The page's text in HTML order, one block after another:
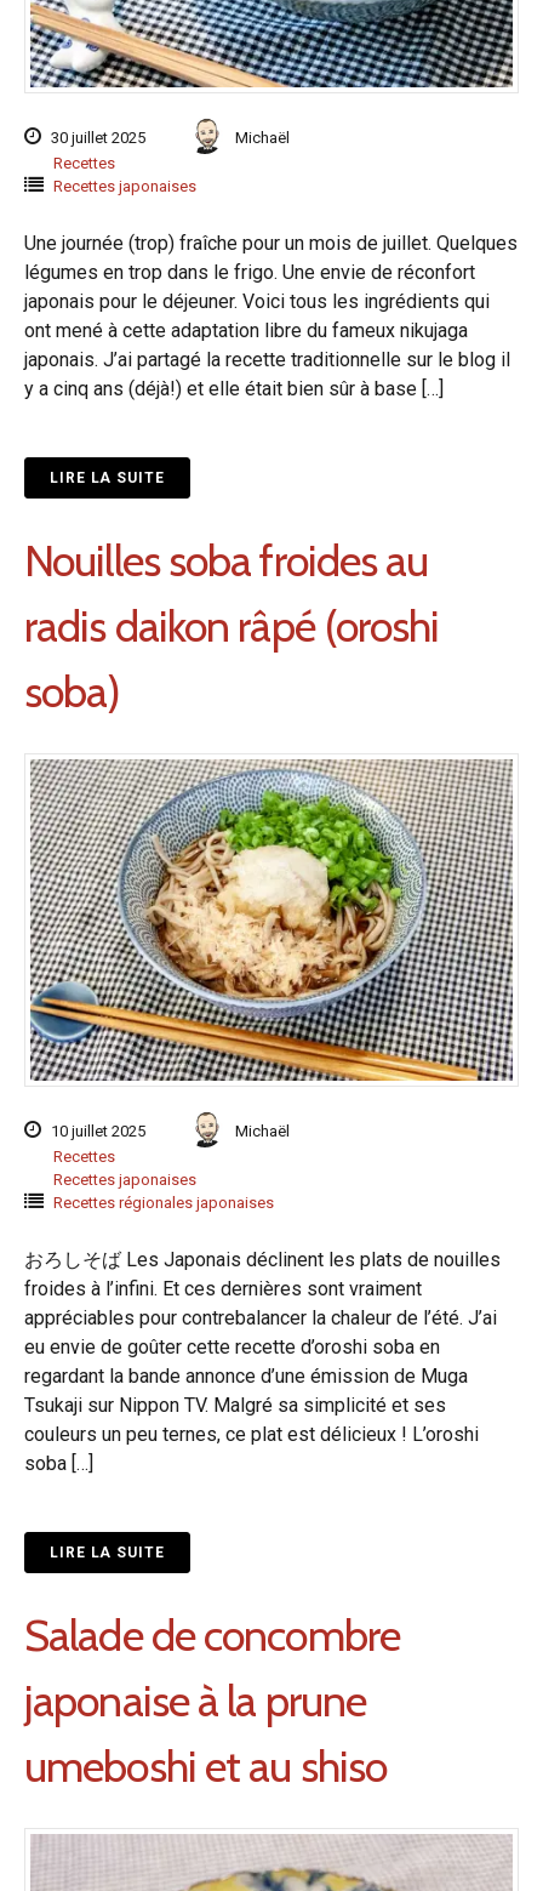
30 juillet 2025
Michaël
Recettes
Recettes japonaises
Une journée (trop) fraîche pour un mois de juillet. Quelques
légumes en trop dans le frigo. Une envie de réconfort
japonais pour le déjeuner. Voici tous les ingrédients qui
ont mené à cette adaptation libre du fameux nikujaga
japonais. J’ai partagé la recette traditionnelle sur le blog il
y a cinq ans (déjà!) et elle était bien sûr à base […]
LIRE LA SUITE
Nouilles soba froides au
radis daikon râpé (oroshi
soba)
10 juillet 2025
Michaël
Recettes
Recettes japonaises
Recettes régionales japonaises
おろしそば Les Japonais déclinent les plats de nouilles
froides à l’infini. Et ces dernières sont vraiment
appréciables pour contrebalancer la chaleur de l’été. J’ai
eu envie de goûter cette recette d’oroshi soba en
regardant la bande annonce d’une émission de Muga
Tsukaji sur Nippon TV. Malgré sa simplicité et ses
couleurs un peu ternes, ce plat est délicieux ! L’oroshi
soba […]
LIRE LA SUITE
Salade de concombre
japonaise à la prune
umeboshi et au shiso